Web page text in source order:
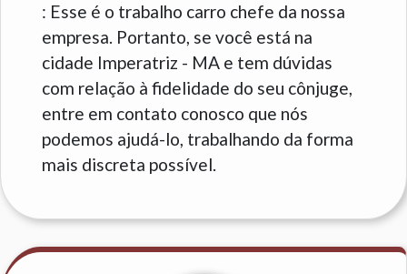
: Esse é o trabalho carro chefe da nossa
empresa. Portanto, se você está na
cidade Imperatriz - MA e tem dúvidas
com relação à fidelidade do seu cônjuge,
entre em contato conosco que nós
podemos ajudá-lo, trabalhando da forma
mais discreta possível.